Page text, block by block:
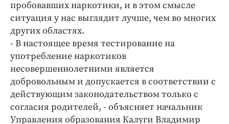
пробовавших наркотики, и в этом смысле
ситуация у нас выглядит лучше, чем во многих
других областях.
- В настоящее время тестирование на
употребление наркотиков
несовершеннолетними является
добровольным и допускается в соответствии с
действующим законодательством только с
согласия родителей, - объясняет начальник
Управления образования Калуги Владимир